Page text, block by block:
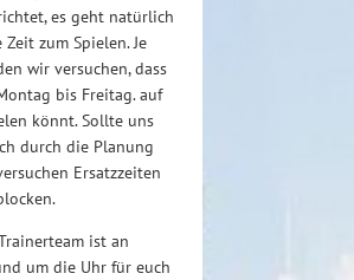
es geht natürlich
zum Spielen. Je
wir versuchen, dass
bis Freitag. auf
könnt. Sollte uns
durch die Planung
Ersatzzeiten
ist an
um die Uhr für euch